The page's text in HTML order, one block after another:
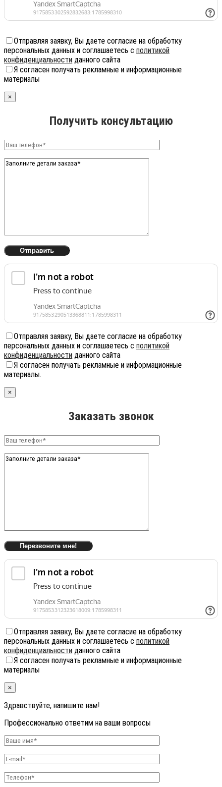
Отправляя заявку, Вы даете согласие на обработку
персональных данных и соглашаетесь с политикой
конфиденциальности данного сайта
Я согласен получать рекламные и информационные
материалы
×
Получить консультацию
Отправляя заявку, Вы даете согласие на обработку
персональных данных и соглашаетесь с политикой
конфиденциальности данного сайта
Я согласен получать рекламные и информационные
материалы.
×
Заказать звонок
Отправляя заявку, Вы даете согласие на обработку
персональных данных и соглашаетесь с политикой
конфиденциальности данного сайта
Я согласен получать рекламные и информационные
материалы
×
Здравствуйте, напишите нам!
Профессионально ответим на ваши вопросы